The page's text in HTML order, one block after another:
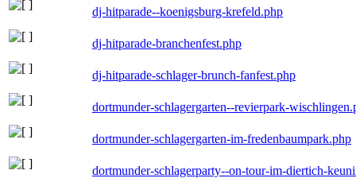
dj-hitparade--koenigsburg-krefeld.php
dj-hitparade-branchenfest.php
dj-hitparade-schlager-brunch-fanfest.php
dortmunder-schlagergarten--revierpark-
dortmunder-schlagergarten-im-fredenbaumpark.php
dortmunder-schlagerparty--on-tour-im-diertich-